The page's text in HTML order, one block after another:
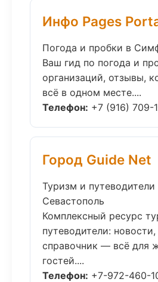
Инфо Pages
Погода и пробки в
Ваш гид по погода и
организаций, отзывы,
всё в одном месте....
Телефон: +7 (916) 709-
Город Guide Net
Туризм и путеводители
Севастополь
Комплексный ресурс
путеводители:
справочник — всё для
гостей....
Телефон: +7-972-460-